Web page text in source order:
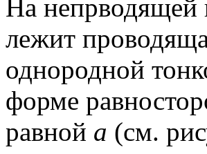
На непрводящей
лежит
однородной
форме
равной а (см.